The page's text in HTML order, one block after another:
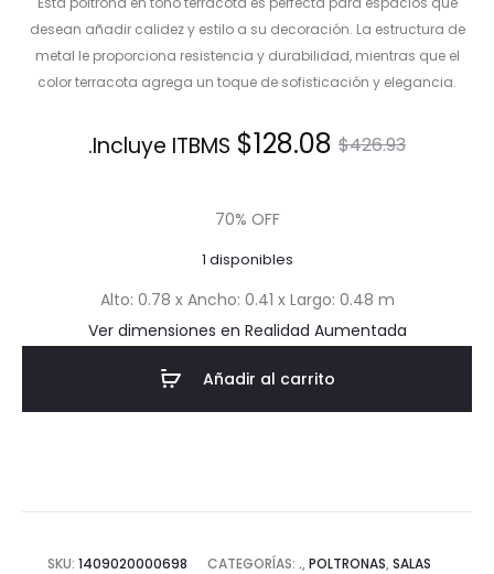
desean añadir calidez y estilo a su decoración. La estructura de
metal le proporciona resistencia y durabilidad, mientras que el
color terracota agrega un toque de sofisticación y elegancia.
$426.93
El
original
era:
$426.93.
$128.08
El
actual
es:
$128.08.
Incluye ITBMS.
70% OFF
1 disponibles
Alto: 0.78 x Ancho: 0.41 x Largo: 0.48 m
Ver dimensiones en Realidad Aumentada
Añadir al carrito
SKU: 1409020000698 CATEGORÍAS: ., POLTRONAS, SALAS